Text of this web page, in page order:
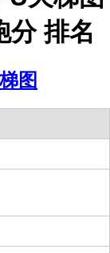
分 排名
图